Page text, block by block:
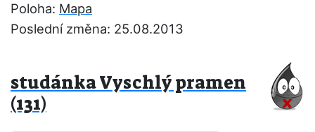
Poloha: Mapa
Poslední změna: 25.08.2013
studánka Vyschlý pramen
(131)